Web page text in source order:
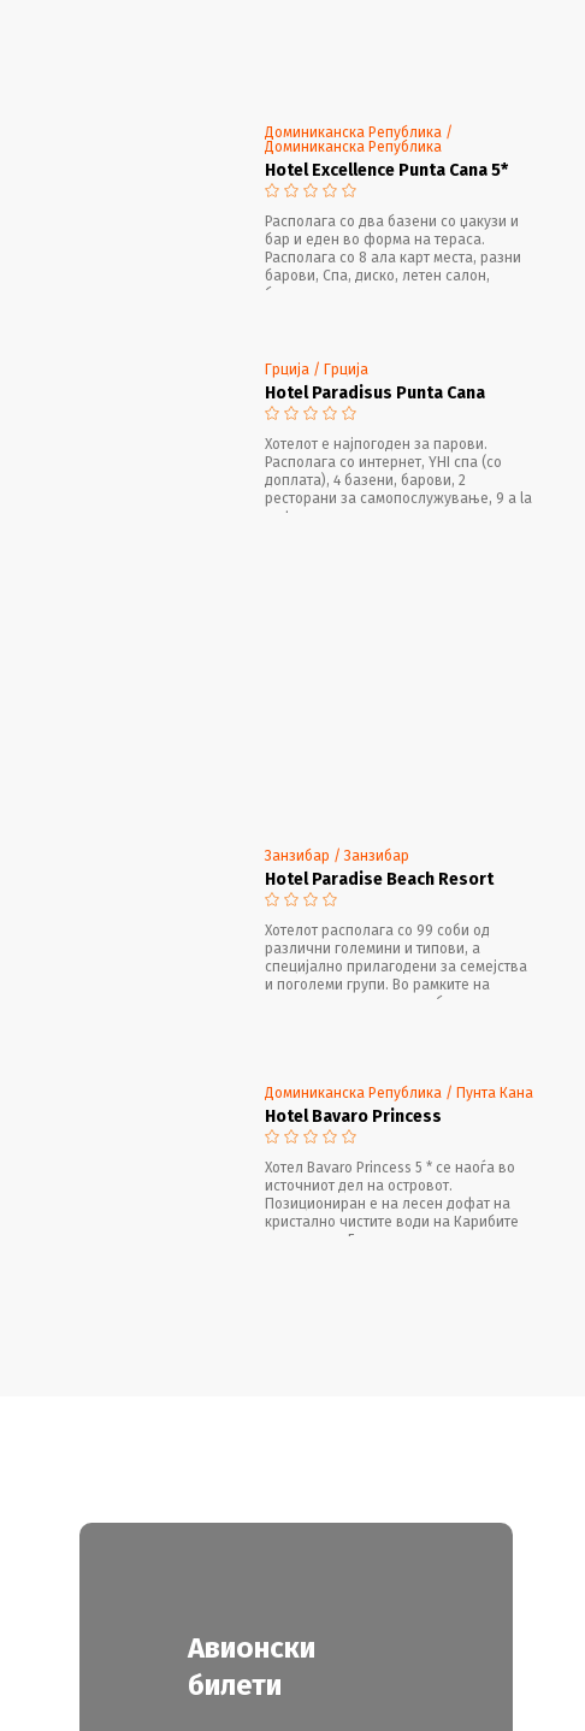
Доминиканска Република /
Доминиканска Република
Hotel Excellence Punta Cana 5*
Располага со два базени со џакузи и
бар и еден во форма на тераса.
Располага со 8 ала карт места, разни
барови, Спа, диско, летен салон,
бутици, казино, медицинска услуга..
Грција / Грција
Hotel Paradisus Punta Cana
Хотелот е најпогоден за парови.
Располага со интернет, YHI спа (со
доплата), 4 базени, барови, 2
ресторани за самопослужување, 9 a la
carte ресторани, тениско игралиште,
Занзибар / Занзибар
Hotel Paradise Beach Resort
Хотелот располага со 99 соби од
различни големини и типови, а
специјално прилагодени за семејства
и поголеми групи. Во рамките на
одморалиштето има два базени, еден
Доминиканска Република / Пунта Кана
Hotel Bavaro Princess
Хотел Bavaro Princess 5 * се наоѓа во
источниот дел на островот.
Позициониран е на лесен дофат на
кристално чистите води на Карибите
на плажата Баваро.
Авионски
билети